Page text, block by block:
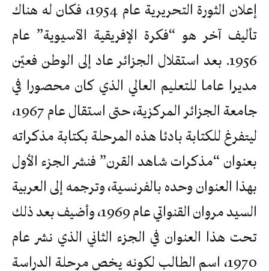
إعلان الثورة التحريرية عام 1954، فكان له هناك
تأليف آخر هو “فكرة الإفريقية الآسيوية” عام
1956. بعد استقلال الجزائر عاد إلى الوطن فعيّن
مديرا عاما للتعليم العالي الذي كان محصورا في
جامعة الجزائر المركزية، حتى استقال عام 1967،
ليتفرغ للكتابة بادئا هذه المرحلة بكتابة مذكراته
بعنوان “مذكرات شاهد القرن” فنشر الجزء الأول
بهذا العنوان وحده بالفرنسية، وترجمه إلى العربية
السيد مروان القنواتي عام 1969، وأضيف بعد ذلك
تحت هذا العنوان في الجزء الثاني الذي نشر عام
1970، اسم الطالب لكونه يخص مرحلة الدراسة